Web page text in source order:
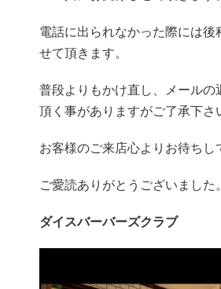
電話に出られなかった際には後
せて頂きます。
普段よりもかけ直し、メールの
頂く事がありますがご了承下さ
お客様のご来店心よりお待ちし
ご愛読ありがとうございました。
ダイスバーバーズクラブ